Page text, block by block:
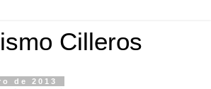
Cilleros
de 2013